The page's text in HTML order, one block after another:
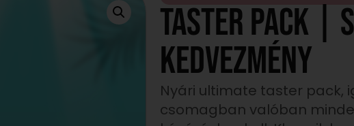
TASTER PACK |
kedvezmény
Nyári ultimate taster pack,
csomagban valóban